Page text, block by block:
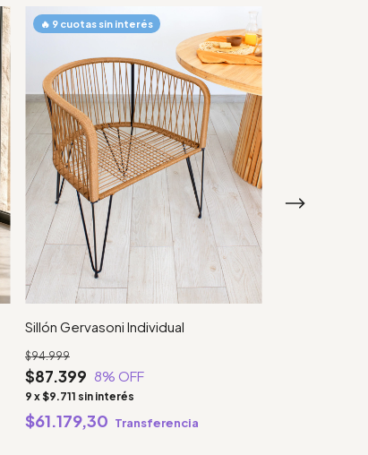
Sillón Gervasoni Individual
$87.399
$94.999
8% OFF
9 x$9.711 sin interés
$61.179,30 Transferencia